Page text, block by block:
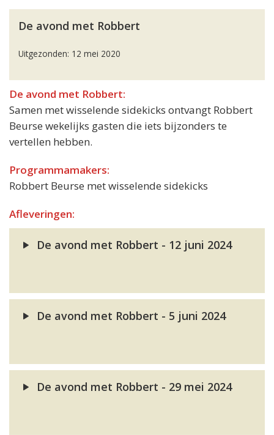
De avond met Robbert
Uitgezonden: 12 mei 2020
De avond met Robbert:
Samen met wisselende sidekicks ontvangt Robbert
Beurse wekelijks gasten die iets bijzonders te
vertellen hebben.
Programmamakers:
Robbert Beurse met wisselende sidekicks
Afleveringen:
De avond met Robbert - 12 juni 2024
De avond met Robbert - 5 juni 2024
De avond met Robbert - 29 mei 2024